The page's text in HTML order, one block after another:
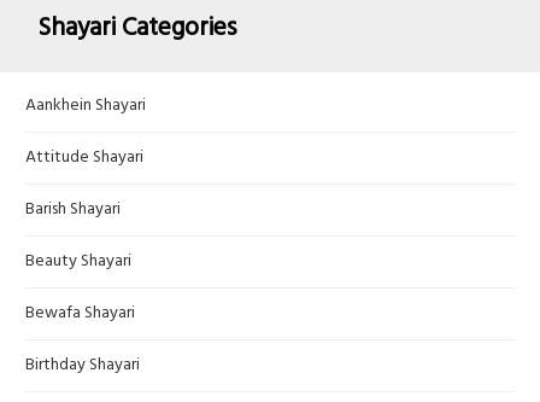
Shayari Categories
Aankhein Shayari
Attitude Shayari
Barish Shayari
Beauty Shayari
Bewafa Shayari
Birthday Shayari